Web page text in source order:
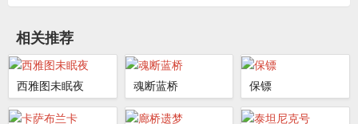
相关推荐
西雅图未眠夜 魂断蓝桥 保镖